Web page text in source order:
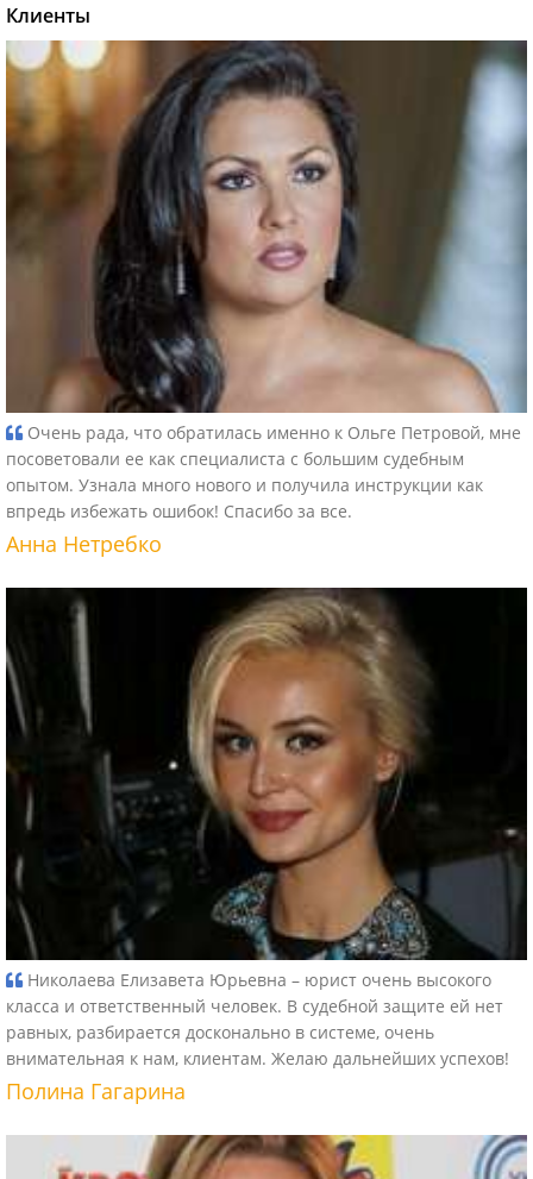
Клиенты
Очень рада, что обратилась именно к Ольге Петровой, мне
посоветовали ее как специалиста с большим судебным
опытом. Узнала много нового и получила инструкции как
впредь избежать ошибок! Спасибо за все.
Анна Нетребко
Николаева Елизавета Юрьевна – юрист очень высокого
класса и ответственный человек. В судебной защите ей нет
равных, разбирается досконально в системе, очень
внимательная к нам, клиентам. Желаю дальнейших успехов!
Полина Гагарина